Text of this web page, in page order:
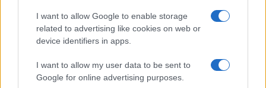
I want to allow Google to enable storage
related to advertising like cookies on web or
device identifiers in apps.
I want to allow my user data to be sent to
Google for online advertising purposes.
Védelem Nincs
Limited Edition Nincs
N/A = Nincs adat. Legutóbbi frissítés: 2026-07-13 19:00:00